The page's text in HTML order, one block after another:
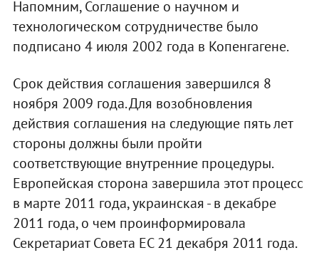
Напомним, Соглашение о научном и
технологическом сотрудничестве было
подписано 4 июля 2002 года в Копенгагене.
Срок действия соглашения завершился 8
ноября 2009 года. Для возобновления
действия соглашения на следующие пять лет
стороны должны были пройти
соответствующие внутренние процедуры.
Европейская сторона завершила этот процесс
в марте 2011 года, украинская - в декабре
2011 года, о чем проинформировала
Секретариат Совета ЕС 21 декабря 2011 года.